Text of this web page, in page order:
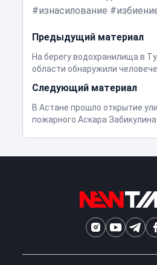
изнасилование
Предыдущий материал
На берегу водохранилища в
области обнаружили
Следующий материал
В Астане прошло открытие
пожарного Аскара Забикулина